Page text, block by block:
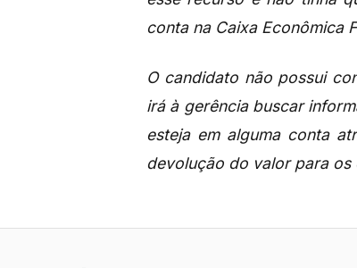
conta na Caixa Econômica
O candidato não possui
irá à gerência buscar
esteja em alguma conta
devolução do valor para os